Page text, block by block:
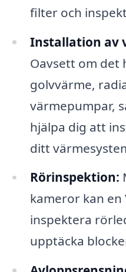
filter och
Installation av
Oavsett om det
golvvärme,
värmepumpar,
hjälpa dig att
ditt
Rörinspektion:
kameror kan en
inspektera
upptäcka